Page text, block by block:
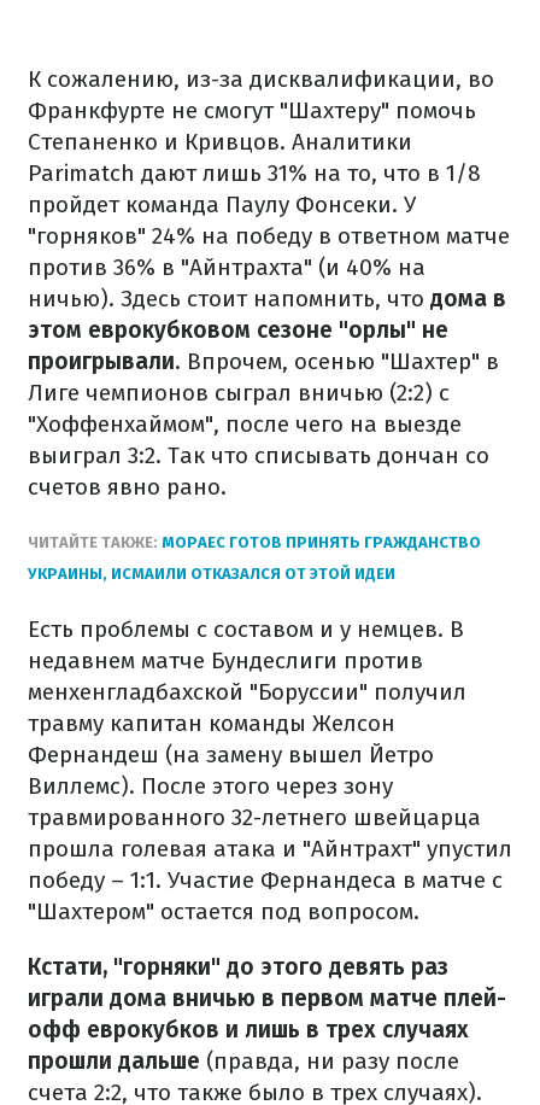
К сожалению, из-за дисквалификации, во
Франкфурте не смогут "Шахтеру" помочь
Степаненко и Кривцов. Аналитики
Parimatch дают лишь 31% на то, что в 1/8
пройдет команда Паулу Фонсеки. У
"горняков" 24% на победу в ответном матче
против 36% в "Айнтрахта" (и 40% на
ничью). Здесь стоит напомнить, что дома в
этом еврокубковом сезоне "орлы" не
проигрывали. Впрочем, осенью "Шахтер" в
Лиге чемпионов сыграл вничью (2:2) с
"Хоффенхаймом", после чего на выезде
выиграл 3:2. Так что списывать дончан со
счетов явно рано.
ЧИТАЙТЕ ТАКЖЕ: МОРАЕС ГОТОВ ПРИНЯТЬ ГРАЖДАНСТВО
УКРАИНЫ, ИСМАИЛИ ОТКАЗАЛСЯ ОТ ЭТОЙ ИДЕИ
Есть проблемы с составом и у немцев. В
недавнем матче Бундеслиги против
менхенгладбахской "Боруссии" получил
травму капитан команды Желсон
Фернандеш (на замену вышел Йетро
Виллемс). После этого через зону
травмированного 32-летнего швейцарца
прошла голевая атака и "Айнтрахт" упустил
победу – 1:1. Участие Фернандеса в матче с
"Шахтером" остается под вопросом.
Кстати, "горняки" до этого девять раз
играли дома вничью в первом матче плей-
офф еврокубков и лишь в трех случаях
прошли дальше (правда, ни разу после
счета 2:2, что также было в трех случаях).